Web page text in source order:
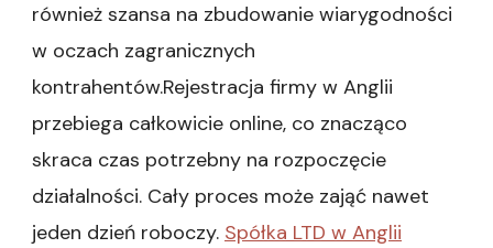
również szansa na zbudowanie wiarygodności
w oczach zagranicznych
kontrahentów.Rejestracja firmy w Anglii
przebiega całkowicie online, co znacząco
skraca czas potrzebny na rozpoczęcie
działalności. Cały proces może zająć nawet
jeden dzień roboczy. Spółka LTD w Anglii